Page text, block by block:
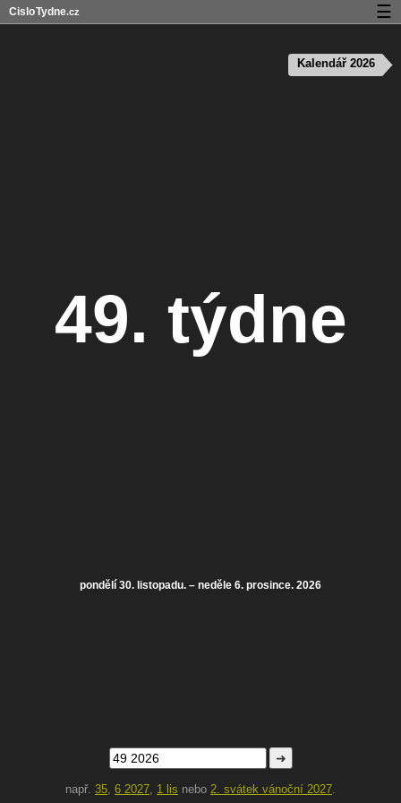
49. týdne
pondělí 30. listopadu. – neděle 6. prosince. 2026
➜
např. 35, 6 2027, 1 lis nebo 2. svátek vánoční 2027.
Kalendář 2026
CisloTydne.cz ☰